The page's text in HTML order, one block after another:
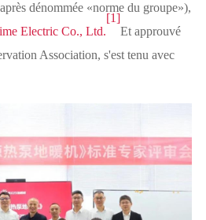
dénommée «norme du groupe»),
Electric Co., Ltd.
[1]
Et approuvé
Association, s'est tenu avec